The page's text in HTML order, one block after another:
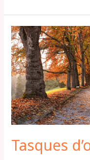
Tasques
Tasques
d’octubre
2023